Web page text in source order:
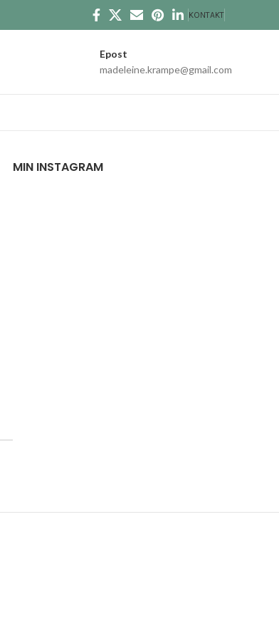
KONTAKT
Epost
madeleine.krampe@gmail.com
MIN INSTAGRAM